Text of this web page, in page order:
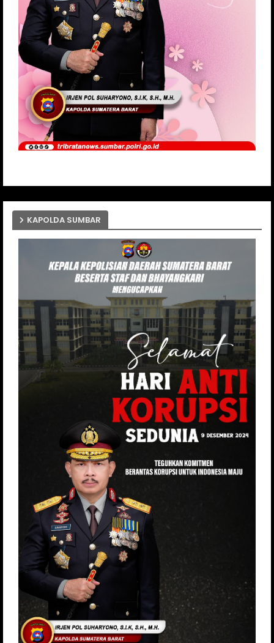
KAPOLDA SUMBAR